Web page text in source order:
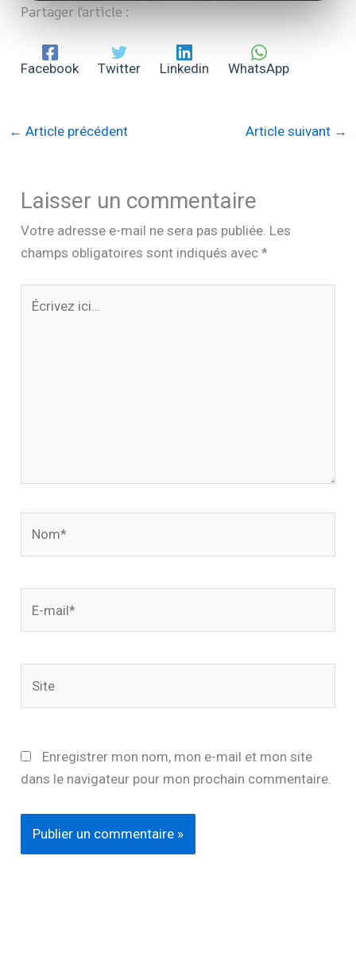
Partager l'article :
Facebook Twitter Linkedin WhatsApp
← Article précédent Article suivant →
Laisser un commentaire
Votre adresse e-mail ne sera pas publiée. Les
champs obligatoires sont indiqués avec*
mail*
Enregistrer mon nom, mon e-mail et mon site
dans le navigateur pour mon prochain commentaire.